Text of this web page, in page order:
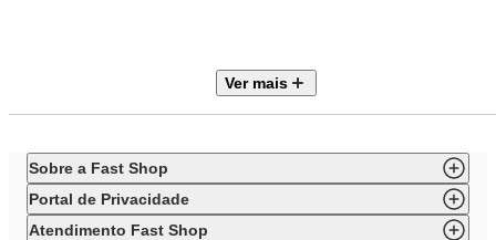
Altura do Produto: 31,1cm
Largura do Produto: 21,2cm
Profundidade do Produto: 29,4cm
Peso do Produto: 1,95kg
EAN: 7899882301939
Ver mais
Sobre a Fast Shop
Portal de Privacidade
Atendimento Fast Shop